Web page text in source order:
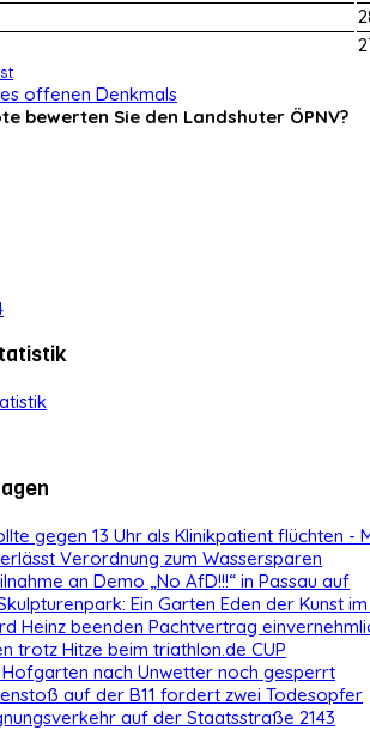
bewerten Sie den Landshuter ÖPNV?
gegen 13 Uhr als Klinikpatient flüchten -
Verordnung zum Wassersparen
an Demo „No AfD!!!“ in Passau auf
Ein Garten Eden der Kunst
Heinz beenden Pachtvertrag
trotz Hitze beim triathlon.de CUP
nach Unwetter noch gesperrt
auf der B11 fordert zwei Todesopfer
auf der Staatsstraße 2143